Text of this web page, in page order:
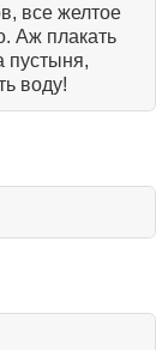
все желтое
Аж плакать
пустыня,
воду!